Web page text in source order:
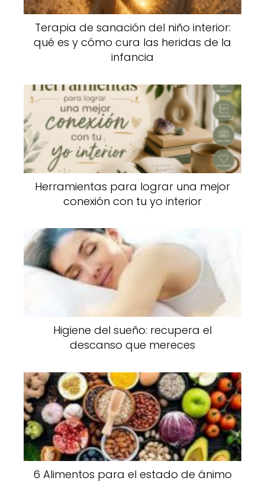
Terapia de sanación del niño interior:
qué es y cómo cura las heridas de la
infancia
Herramientas para lograr una mejor
conexión con tu yo interior
Higiene del sueño: recupera el
descanso que mereces
6 Alimentos para el estado de ánimo